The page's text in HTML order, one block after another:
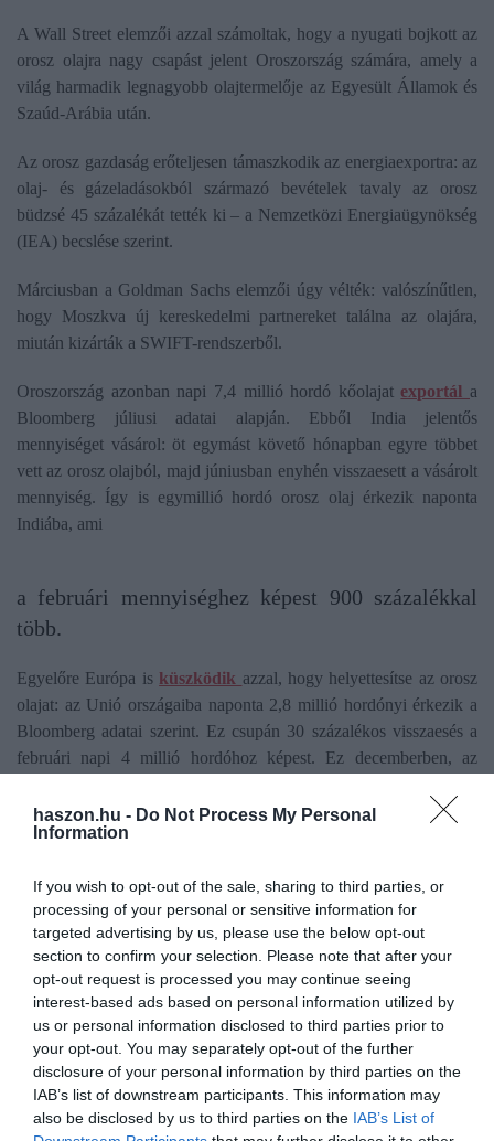
haszon.hu - Do Not Process My Personal
Information
If you wish to opt-out of the sale, sharing to third parties, or
processing of your personal or sensitive information for
targeted advertising by us, please use the below opt-out
section to confirm your selection. Please note that after your
opt-out request is processed you may continue seeing
interest-based ads based on personal information utilized by
us or personal information disclosed to third parties prior to
your opt-out. You may separately opt-out of the further
disclosure of your personal information by third parties on the
IAB’s list of downstream participants. This information may
also be disclosed by us to third parties on the IAB’s List of
A Wall Street elemzői azzal számoltak, hogy a nyugati bojkott az
orosz olajra nagy csapást jelent Oroszország számára, amely a
világ harmadik legnagyobb olajtermelője az Egyesült Államok és
Szaúd-Arábia után.
Az orosz gazdaság erőteljesen támaszkodik az energiaexportra: az
olaj- és gázeladásokból származó bevételek tavaly az orosz
büdzsé 45 százalékát tették ki – a Nemzetközi Energiaügynökség
(IEA) becslése szerint.
Márciusban a Goldman Sachs elemzői úgy vélték: valószínűtlen,
hogy Moszkva új kereskedelmi partnereket találna az olajára,
miután kizárták a SWIFT-rendszerből.
Oroszország azonban napi 7,4 millió hordó kőolajat exportál a
Bloomberg júliusi adatai alapján. Ebből India jelentős
mennyiséget vásárol: öt egymást követő hónapban egyre többet
vett az orosz olajból, majd júniusban enyhén visszaesett a vásárolt
mennyiség. Így is egymillió hordó orosz olaj érkezik naponta
Indiába, ami
a februári mennyiséghez képest 900 százalékkal
több.
Egyelőre Európa is küszködik azzal, hogy helyettesítse az orosz
olajat: az Unió országaiba naponta 2,8 millió hordónyi érkezik a
Bloomberg adatai szerint. Ez csupán 30 százalékos visszaesés a
februári napi 4 millió hordóhoz képest. Ez decemberben, az
Visszapattant a BMI
A Wall Street elemzői nem sok jót jósoltak az orosz gyártási és
szolgáltatási szektor számára a nyugati szankciók életbe lépése
után.
A beszerzési menedzserindex az ukrajnai invázió után márciusban
valóban visszaesett: a februári 50,8-ről 37,7-re. A Goldman Sachs
akkor úgy látta, hogy a csökkenés tendenciózus lesz. Több
hónappal később azonban a BMI visszatért a növekedési
tartományba: áprilisban 44,4 volt, júniusban 50 fölött járt, és
júliusban is 52,2 volt. Ez azt mutatja, hogy az orosz gazdaság jó